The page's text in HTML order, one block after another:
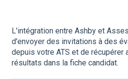
L'intégration entre Ashby et
d'envoyer des invitations à des
depuis votre ATS et de récupérer
résultats dans la fiche candidat.